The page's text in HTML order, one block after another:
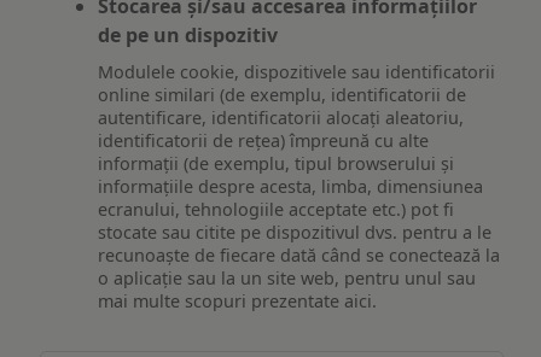
Stocarea și/sau accesarea informațiilor
de pe un dispozitiv
Modulele cookie, dispozitivele sau identificatorii
online similari (de exemplu, identificatorii de
autentificare, identificatorii alocați aleatoriu,
identificatorii de rețea) împreună cu alte
informații (de exemplu, tipul browserului și
informațiile despre acesta, limba, dimensiunea
ecranului, tehnologiile acceptate etc.) pot fi
stocate sau citite pe dispozitivul dvs. pentru a le
recunoaște de fiecare dată când se conectează la
o aplicație sau la un site web, pentru unul sau
mai multe scopuri prezentate aici.